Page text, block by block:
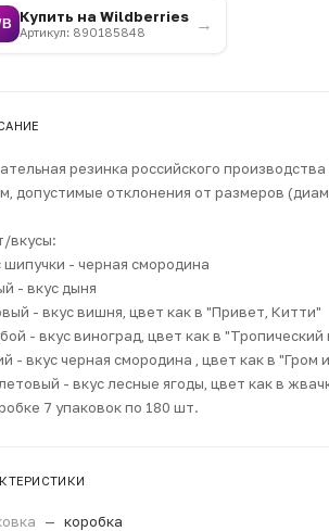
Купить на Wildberries
Артикул: 890185848 →
резинка российского
допустимые отклонения от размеров
вкусы:
шипучки - черная смородина
- вкус дыня
- вкус вишня, цвет как в "Привет, Китти"
- вкус виноград, цвет как в "Тропический
- вкус черная смородина , цвет как в "Гром
- вкус лесные ягоды, цвет как в
7 упаковок по 180 шт.
— коробка